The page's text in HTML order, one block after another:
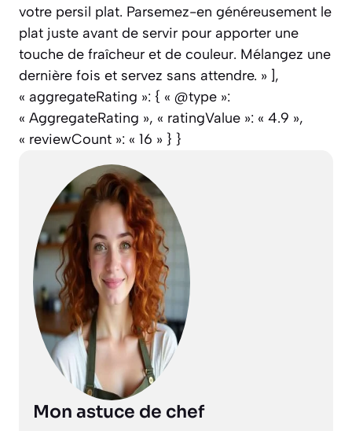
votre persil plat. Parsemez-en généreusement le
plat juste avant de servir pour apporter une
touche de fraîcheur et de couleur. Mélangez une
dernière fois et servez sans attendre. » ],
« aggregateRating »: { « @type »:
« AggregateRating », « ratingValue »: « 4.9 »,
« reviewCount »: « 16 » } }
Mon astuce de chef